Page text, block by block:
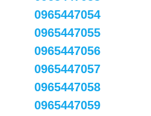
0965447054
0965447055
0965447056
0965447057
0965447058
0965447059